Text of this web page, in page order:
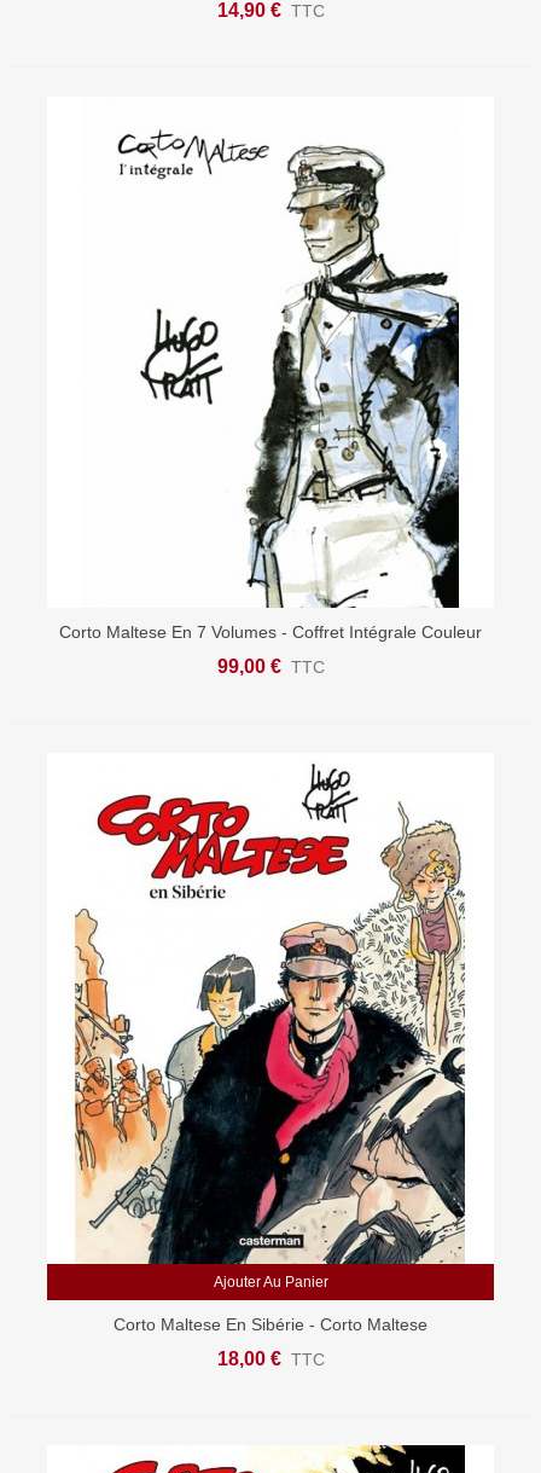
14,90 € TTC
Corto Maltese En 7 Volumes - Coffret Intégrale Couleur
99,00 € TTC
Ajouter Au Panier
Corto Maltese En Sibérie - Corto Maltese
18,00 € TTC